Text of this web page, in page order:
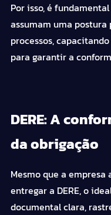
Por isso, é
assumam uma
processos,
para garantir a
DERE: A
da obrigação
Mesmo que a
entregar a DERE, o
documental clara,